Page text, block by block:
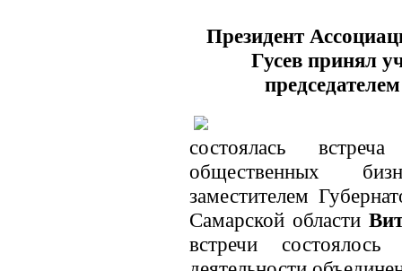
Президент
Гусев принял
состоялась
общественных
заместителем
Самарской области
встречи